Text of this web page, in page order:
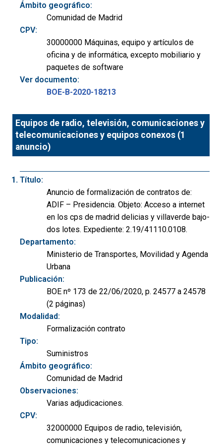
Ámbito geográfico:
Comunidad de Madrid
CPV:
30000000 Máquinas, equipo y artículos de
oficina y de informática, excepto mobiliario y
paquetes de software
Ver documento:
BOE-B-2020-18213
Equipos de radio, televisión, comunicaciones y
telecomunicaciones y equipos conexos (1
anuncio)
Título:
Anuncio de formalización de contratos de:
ADIF – Presidencia. Objeto: Acceso a internet
en los cps de madrid delicias y villaverde bajo-
dos lotes. Expediente: 2.19/41110.0108.
Departamento:
Ministerio de Transportes, Movilidad y Agenda
Urbana
Publicación:
BOE nº 173 de 22/06/2020, p. 24577 a 24578
(2 páginas)
Modalidad:
Formalización contrato
Tipo:
Suministros
Ámbito geográfico:
Comunidad de Madrid
Observaciones:
Varias adjudicaciones.
CPV:
32000000 Equipos de radio, televisión,
comunicaciones y telecomunicaciones y